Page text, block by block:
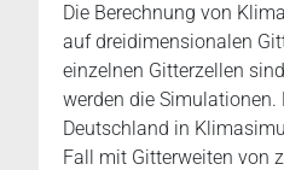
Die Berechnung von
auf dreidimensionalen
einzelnen Gitterzellen
werden die Simulationen.
Deutschland in
Fall mit Gitterweiten von